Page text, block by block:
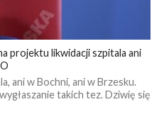
projektu likwidacji szpitala ani
ani w Bochni, ani w Brzesku.
takich tez. Dziwię się